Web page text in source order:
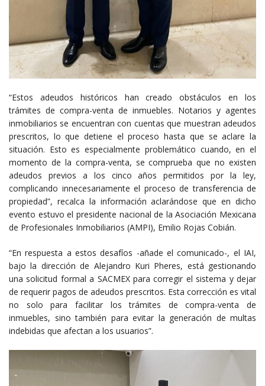
“Estos adeudos históricos han creado obstáculos en los
trámites de compra-venta de inmuebles. Notarios y agentes
inmobiliarios se encuentran con cuentas que muestran adeudos
prescritos, lo que detiene el proceso hasta que se aclare la
situación. Esto es especialmente problemático cuando, en el
momento de la compra-venta, se comprueba que no existen
adeudos previos a los cinco años permitidos por la ley,
complicando innecesariamente el proceso de transferencia de
propiedad”, recalca la información aclarándose que en dicho
evento estuvo el presidente nacional de la Asociación Mexicana
de Profesionales Inmobiliarios (AMPI), Emilio Rojas Cobián.
“En respuesta a estos desafíos -añade el comunicado-, el IAI,
bajo la dirección de Alejandro Kuri Pheres, está gestionando
una solicitud formal a SACMEX para corregir el sistema y dejar
de requerir pagos de adeudos prescritos. Esta corrección es vital
no solo para facilitar los trámites de compra-venta de
inmuebles, sino también para evitar la generación de multas
indebidas que afectan a los usuarios”.